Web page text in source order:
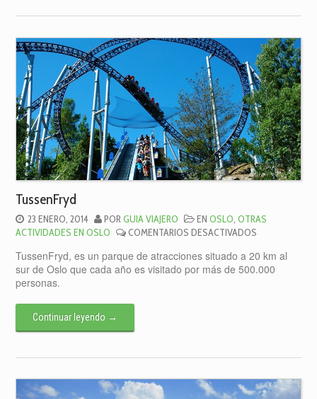
TussenFryd
23 ENERO, 2014 PORGUIA VIAJERO ENOSLO,OTRAS
ACTIVIDADES EN OSLO
COMENTARIOS DESACTIVADOS
TussenFryd, es un parque de atracciones situado a 20 km al
sur de Oslo que cada año es visitado por más de 500.000
personas.
Continuar leyendo →